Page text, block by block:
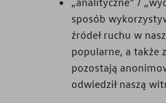
sposób
źródeł ruchu w
popularne, a także
pozostają
odwiedził naszą